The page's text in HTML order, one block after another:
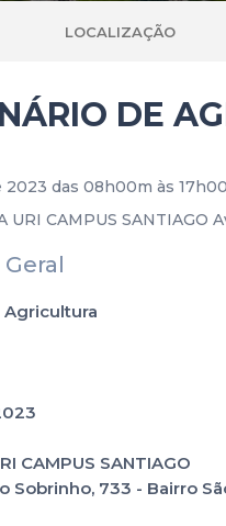
LOCALIZAÇÃO
DE
2023 das 08h00m às
URI CAMPUS
Agricultura
CAMPUS SANTIAGO
Sobrinho, 733 - Bairro